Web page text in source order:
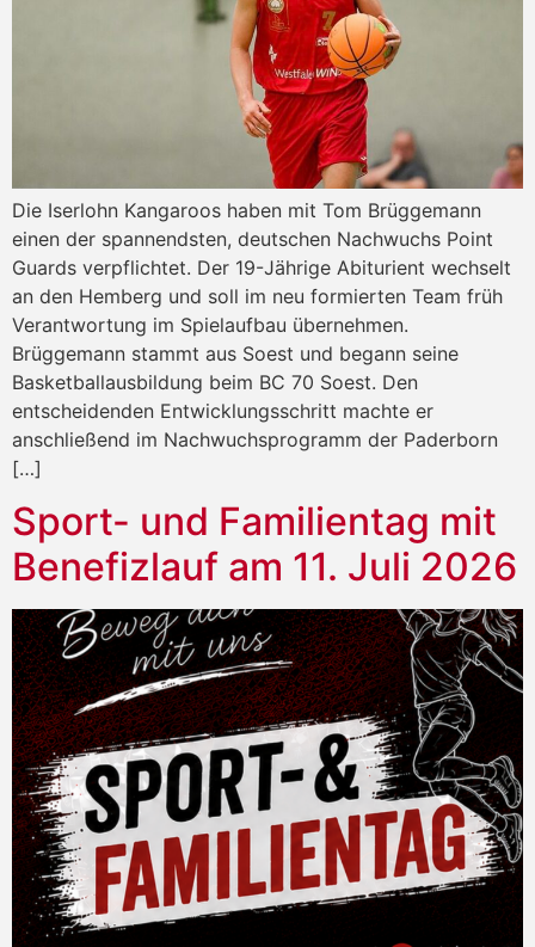
Die Iserlohn Kangaroos haben mit Tom Brüggemann
einen der spannendsten, deutschen Nachwuchs Point
Guards verpflichtet. Der 19-Jährige Abiturient wechselt
an den Hemberg und soll im neu formierten Team früh
Verantwortung im Spielaufbau übernehmen.
Brüggemann stammt aus Soest und begann seine
Basketballausbildung beim BC 70 Soest. Den
entscheidenden Entwicklungsschritt machte er
anschließend im Nachwuchsprogramm der Paderborn
[…]
Sport- und Familientag mit
Benefizlauf am 11. Juli 2026